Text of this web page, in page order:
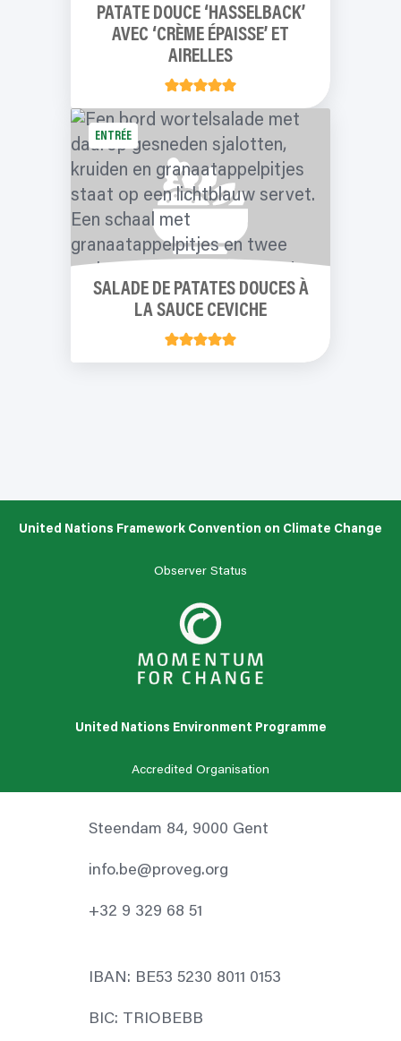
PATATE DOUCE ‘HASSELBACK’
AVEC ‘CRÈME ÉPAISSE’ ET
AIRELLES
ENTRÉE
SALADE DE PATATES DOUCES À
LA SAUCE CEVICHE
United Nations Framework Convention on Climate Change
Observer Status
United Nations Environment Programme
Accredited Organisation
Steendam 84, 9000 Gent
info.be@proveg.org
+32 9 329 68 51
IBAN: BE53 5230 8011 0153
BIC: TRIOBEBB